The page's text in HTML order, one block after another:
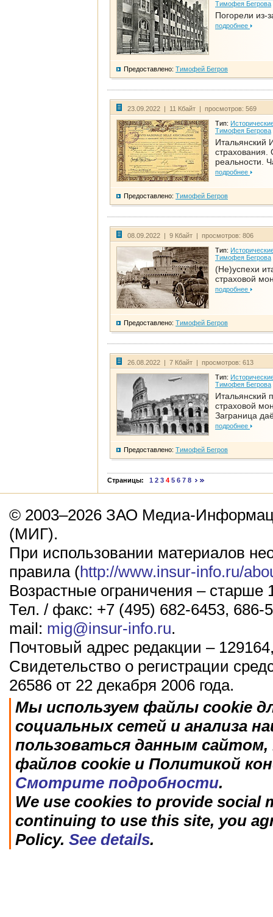
Тимофея Бегрова
Погорели из-
подробнее
Предоставлено: Тимофей Бегров
23.09.2022 | 11 Кбайт | просмотров: 569
Тип:
Тимофея Бегрова
Итальянский
страхования.
реальности.
подробнее
Предоставлено: Тимофей Бегров
08.09.2022 | 9 Кбайт | просмотров: 806
Тип:
Тимофея Бегрова
(Не)успехи
страховой
подробнее
Предоставлено: Тимофей Бегров
26.08.2022 | 7 Кбайт | просмотров: 613
Тип:
Тимофея Бегрова
Итальянский
страховой
Заграница
подробнее
Предоставлено: Тимофей Бегров
Страницы: 1 2 3 4 5 6 7 8
© 2003–2026 ЗАО Медиа-
(МИГ).
При использовании материалов
правила (http://www.insur-info.ru/
Возрастные ограничения – старше
Тел. / факс: +7 (495) 682-6453, 686-
mail: mig@insur-info.ru.
Почтовый адрес редакции –
Свидетельство о регистрации
26586 от 22 декабря 2006 года.
Мы используем файлы cookie
социальных сетей и анализа
пользоваться данным
файлов cookie и Политикой
Смотрите подробности.
We use cookies to provide social
continuing to use this site, you
Policy. See details.